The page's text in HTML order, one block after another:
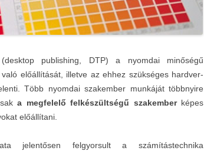
publishing, DTP) a nyomdai minőségű
előállítását, illetve az ehhez szükséges hardver-
Több nyomdai szakember munkáját többnyire
a megfelelő felkészültségű szakemberképes
előállítani.
jelentősen felgyorsult a számítástechnika